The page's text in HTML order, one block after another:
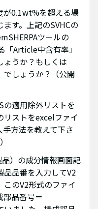
0.1wt%を超える場
す。上記のSVHCの
ツールの
「Article中含有率」
ょうか？もしくは
でしょうか？（公開
適用除外リストを
リストをexcelファイ
方法を教えて下さ
）の成分情報画面記
品品番を入力してV2
のV2形式のファイ
部品番号＝